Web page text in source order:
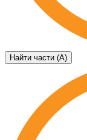
Найти части (А)